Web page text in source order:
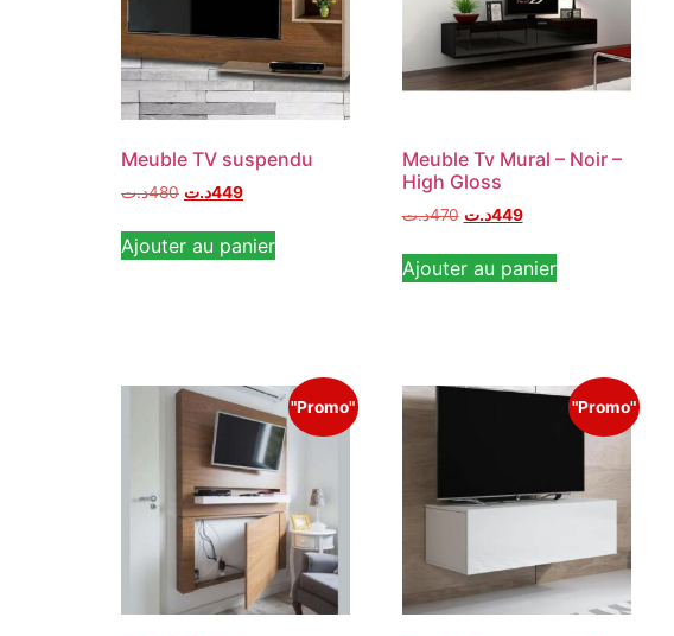
Meuble TV suspendu
480د.ت 449د.ت
Ajouter au panier
Meuble Tv Mural – Noir –
High Gloss
470د.ت 449د.ت
Ajouter au panier
"Promo" "Promo"